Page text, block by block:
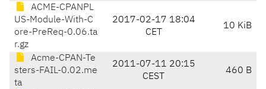
ACME-CPANPL
US-Module-With-C
ore-PreReq-0.06.ta
r.gz
2017-02-17 18:04
CET
10 KiB
Acme-CPAN-Te
sters-FAIL-0.02.me
ta
2011-07-11 20:15
CEST
460 B